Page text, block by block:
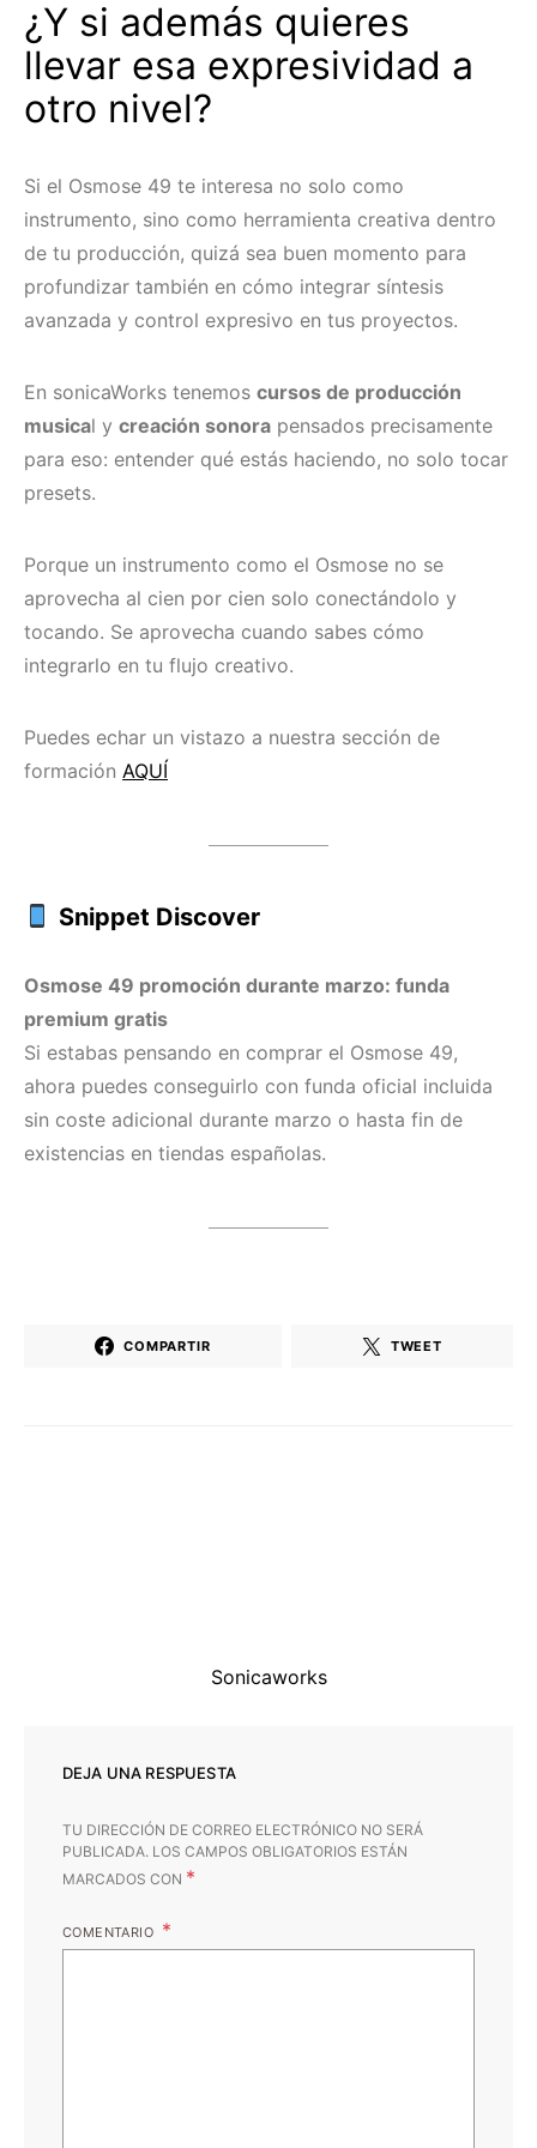
¿Y si además quieres
llevar esa expresividad a
otro nivel?
Si el Osmose 49 te interesa no solo como
instrumento, sino como herramienta creativa dentro
de tu producción, quizá sea buen momento para
profundizar también en cómo integrar síntesis
avanzada y control expresivo en tus proyectos.
En sonicaWorks tenemos cursos de producción
musical y creación sonora pensados precisamente
para eso: entender qué estás haciendo, no solo tocar
presets.
Porque un instrumento como el Osmose no se
aprovecha al cien por cien solo conectándolo y
tocando. Se aprovecha cuando sabes cómo
integrarlo en tu flujo creativo.
Puedes echar un vistazo a nuestra sección de
formación AQUÍ
Snippet Discover
Osmose 49 promoción durante marzo: funda
premium gratis
Si estabas pensando en comprar el Osmose 49,
ahora puedes conseguirlo con funda oficial incluida
sin coste adicional durante marzo o hasta fin de
existencias en tiendas españolas.
COMPARTIR TWEET
Sonicaworks
DEJA UNA RESPUESTA
TU DIRECCIÓN DE CORREO ELECTRÓNICO NO SERÁ
PUBLICADA. LOS CAMPOS OBLIGATORIOS ESTÁN
MARCADOS CON *
COMENTARIO